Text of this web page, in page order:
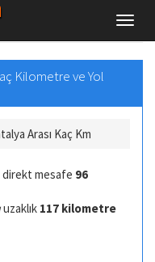
Kilometre ve Yol
Arası Kaç Km
direkt mesafe 96
uzaklık 117 kilometre